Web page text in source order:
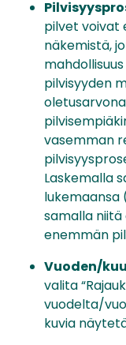
pilvet voivat
näkemistä,
pilvisyyden
vasemman
Laskemalla
lukemaansa
samalla
enemmän
Vuoden/
valita
vuodelta/
kuvia